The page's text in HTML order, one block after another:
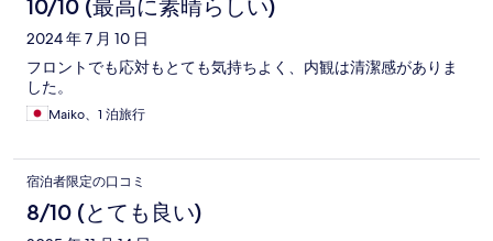
10/10 (最高に素晴らしい)
2024 年 7 月 10 日
フロントでも応対もとても気持ちよく、内観は清潔感がありま
した。
Maiko、1 泊旅行
宿泊者限定の口コミ
8/10 (とても良い)